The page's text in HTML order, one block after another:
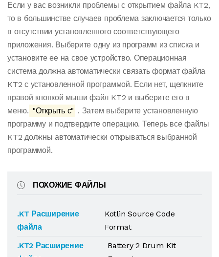
Если у вас возникли проблемы с открытием файла KT2,
то в большинстве случаев проблема заключается только
в отсутствии установленного соответствующего
приложения. Выберите одну из программ из списка и
установите ее на свое устройство. Операционная
система должна автоматически связать формат файла
KT2 с установленной программой. Если нет, щелкните
правой кнопкой мыши файл KT2 и выберите его в
меню. "Открыть с" . Затем выберите установленную
программу и подтвердите операцию. Теперь все файлы
KT2 должны автоматически открываться выбранной
программой.
ПОХОЖИЕ ФАЙЛЫ
.KT Расширение
файла
Kotlin Source Code
Format
.KT2 Расширение
Battery 2 Drum Kit